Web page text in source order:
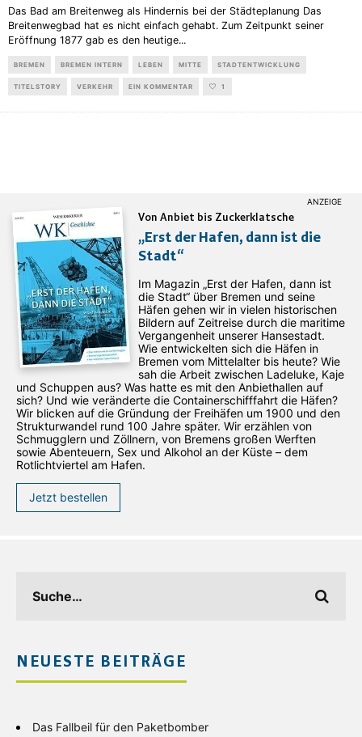
Das Bad am Breitenweg als Hindernis bei der Städteplanung Das
Breitenwegbad hat es nicht einfach gehabt. Zum Zeitpunkt seiner
Eröffnung 1877 gab es den heutige...
BREMEN BREMEN INTERN LEBEN MITTE STADTENTWICKLUNG
TITELSTORY VERKEHR EIN KOMMENTAR 1
Von Anbiet bis Zuckerklatsche
„Erst der Hafen, dann ist die
Stadt“
Im Magazin „Erst der Hafen, dann ist
die Stadt“ über Bremen und seine
Häfen gehen wir in vielen historischen
Bildern auf Zeitreise durch die maritime
Vergangenheit unserer Hansestadt.
Wie entwickelten sich die Häfen in
Bremen vom Mittelalter bis heute? Wie
sah die Arbeit zwischen Ladeluke, Kaje
und Schuppen aus? Was hatte es mit den Anbiethallen auf
sich? Und wie veränderte die Containerschifffahrt die Häfen?
Wir blicken auf die Gründung der Freihäfen um 1900 und den
Strukturwandel rund 100 Jahre später. Wir erzählen von
Schmugglern und Zöllnern, von Bremens großen Werften
sowie Abenteuern, Sex und Alkohol an der Küste – dem
Rotlichtviertel am Hafen.
Jetzt bestellen
NEUESTE BEITRÄGE
Das Fallbeil für den Paketbomber